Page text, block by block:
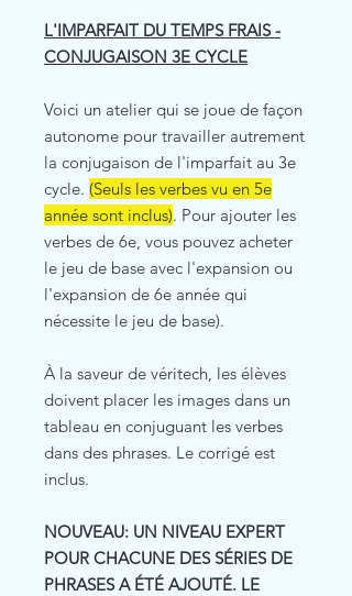
L'IMPARFAIT DU TEMPS FRAIS -
CONJUGAISON 3E CYCLE
Voici un atelier qui se joue de façon
autonome pour travailler autrement
la conjugaison de l'imparfait au 3e
cycle. (Seuls les verbes vu en 5e
année sont inclus). Pour ajouter les
verbes de 6e, vous pouvez acheter
le jeu de base avec l'expansion ou
l'expansion de 6e année qui
nécessite le jeu de base).
À la saveur de véritech, les élèves
doivent placer les images dans un
tableau en conjuguant les verbes
dans des phrases. Le corrigé est
inclus.
NOUVEAU: UN NIVEAU EXPERT
POUR CHACUNE DES SÉRIES DE
PHRASES A ÉTÉ AJOUTÉ. LE